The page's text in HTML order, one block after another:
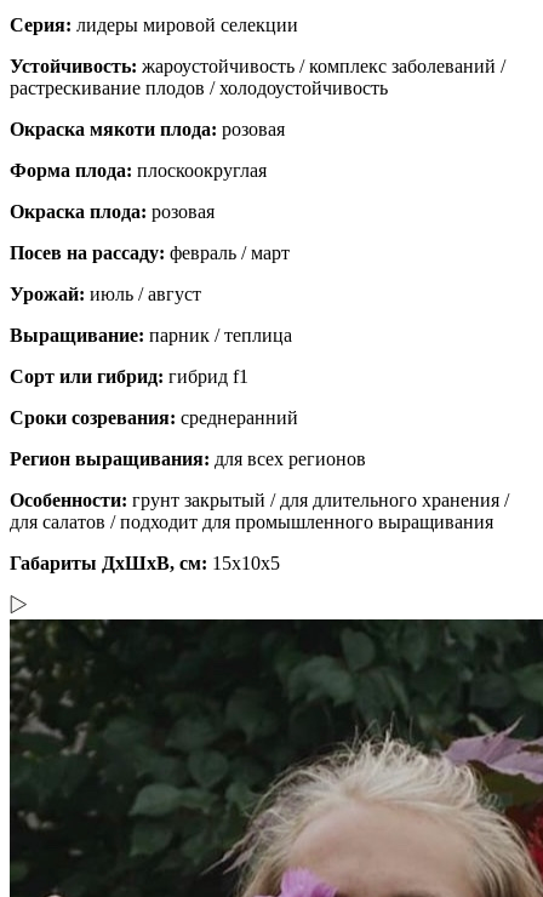
Серия: лидеры мировой селекции
Устойчивость: жароустойчивость / комплекс заболеваний /
растрескивание плодов / холодоустойчивость
Окраска мякоти плода: розовая
Форма плода: плоскоокруглая
Окраска плода: розовая
Посев на рассаду: февраль / март
Урожай: июль / август
Выращивание: парник / теплица
Сорт или гибрид: гибрид f1
Сроки созревания: среднеранний
Регион выращивания: для всех регионов
Особенности: грунт закрытый / для длительного хранения /
для салатов / подходит для промышленного выращивания
Габариты ДхШхВ, см: 15x10x5